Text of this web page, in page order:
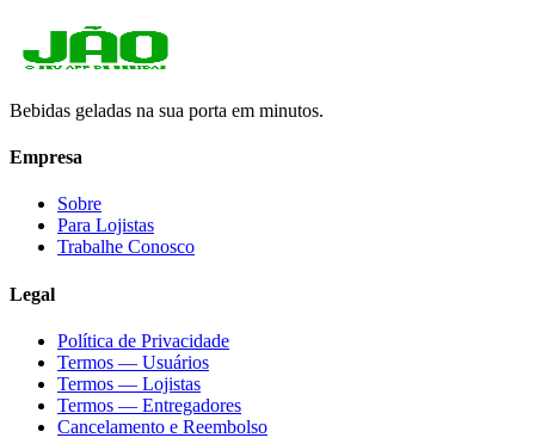
Bebidas geladas na sua porta em minutos.
Empresa
Sobre
Para Lojistas
Trabalhe Conosco
Legal
Política de Privacidade
Termos — Usuários
Termos — Lojistas
Termos — Entregadores
Cancelamento e Reembolso